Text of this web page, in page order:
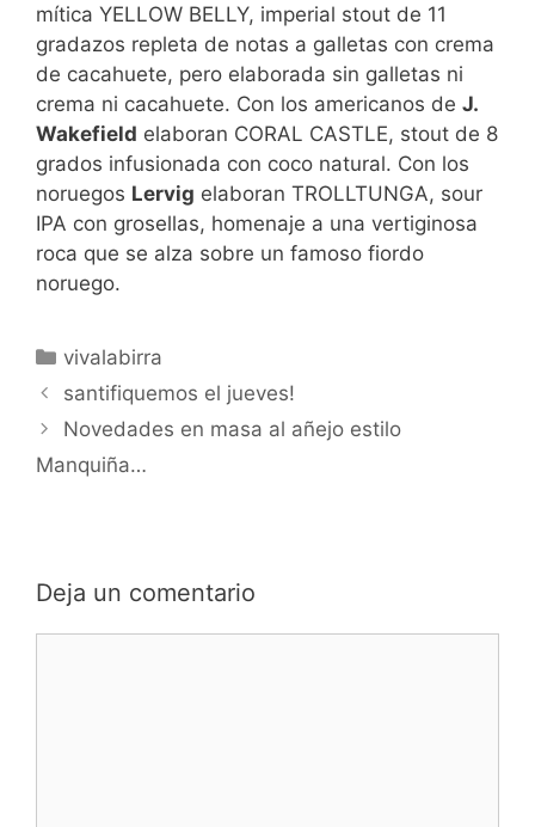
mítica YELLOW BELLY, imperial stout de 11
gradazos repleta de notas a galletas con crema
de cacahuete, pero elaborada sin galletas ni
crema ni cacahuete. Con los americanos de J.
Wakefield elaboran CORAL CASTLE, stout de 8
grados infusionada con coco natural. Con los
noruegos Lervig elaboran TROLLTUNGA, sour
IPA con grosellas, homenaje a una vertiginosa
roca que se alza sobre un famoso fiordo
noruego.
Categorías
vivalabirra
santifiquemos el jueves!
Novedades en masa al añejo estilo
Manquiña…
Deja un comentario